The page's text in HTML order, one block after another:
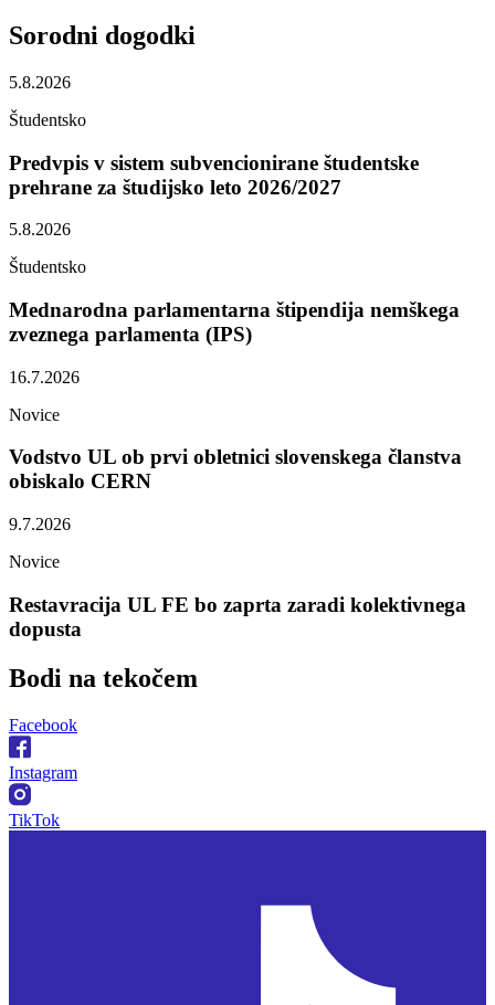
Sorodni dogodki
5.8.2026
Študentsko
Predvpis v sistem subvencionirane študentske
prehrane za študijsko leto 2026/2027
5.8.2026
Študentsko
Mednarodna parlamentarna štipendija nemškega
zveznega parlamenta (IPS)
16.7.2026
Novice
Vodstvo UL ob prvi obletnici slovenskega članstva
obiskalo CERN
9.7.2026
Novice
Restavracija UL FE bo zaprta zaradi kolektivnega
dopusta
Bodi na tekočem
Facebook
Instagram
TikTok